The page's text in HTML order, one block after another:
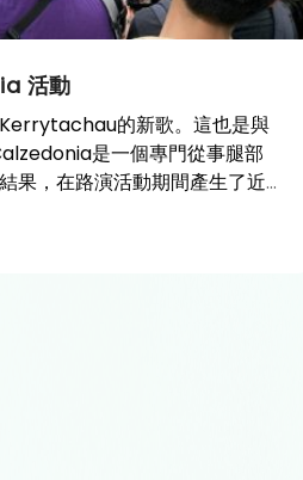
活動
的新歌。這也是與
是一個專門從事腿部
果，在路演活動期間產生了近